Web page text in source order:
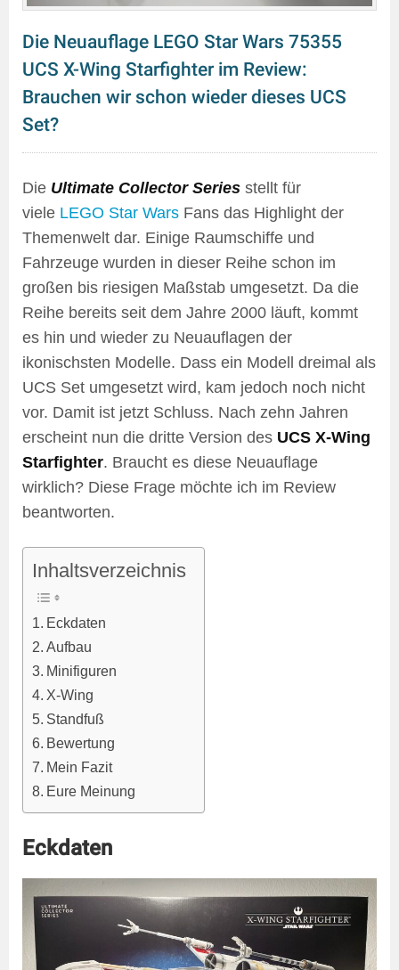
Die Neuauflage LEGO Star Wars 75355
UCS X-Wing Starfighter im Review:
Brauchen wir schon wieder dieses UCS
Set?
Die Ultimate Collector Series stellt für
viele LEGO Star Wars Fans das Highlight der
Themenwelt dar. Einige Raumschiffe und
Fahrzeuge wurden in dieser Reihe schon im
großen bis riesigen Maßstab umgesetzt. Da die
Reihe bereits seit dem Jahre 2000 läuft, kommt
es hin und wieder zu Neuauflagen der
ikonischsten Modelle. Dass ein Modell dreimal als
UCS Set umgesetzt wird, kam jedoch noch nicht
vor. Damit ist jetzt Schluss. Nach zehn Jahren
erscheint nun die dritte Version des UCS X-Wing
Starfighter. Braucht es diese Neuauflage
wirklich? Diese Frage möchte ich im Review
beantworten.
Inhaltsverzeichnis
Eckdaten
Aufbau
Minifiguren
X-Wing
Standfuß
Bewertung
Mein Fazit
Eure Meinung
Eckdaten